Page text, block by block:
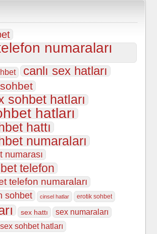
numaraları
canlı sex hatları
sohbet hatları
hatları
hattı
numaraları
numarası
telefon
telefon numaraları
sohbet cinsel hatlar erotik sohbet
sex hattı sex numaraları
sex sohbet hatları